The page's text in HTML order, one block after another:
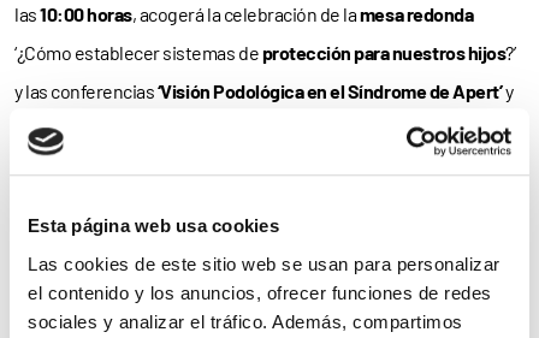
Esta página web usa cookies
Las cookies de este sitio web se usan para personalizar
el contenido y los anuncios, ofrecer funciones de redes
sociales y analizar el tráfico. Además, compartimos
las10:00 horas, acogerá la celebración de lamesa redonda
‘¿Cómo establecer sistemas deprotección para nuestros hijos?’
y las conferencias‘VisiónPodológicaen el Síndrome de Apert’y
Fundación ONCE
para personas
Percusión